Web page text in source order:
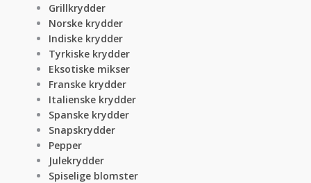
Grillkrydder
Norske krydder
Indiske krydder
Tyrkiske krydder
Eksotiske mikser
Franske krydder
Italienske krydder
Spanske krydder
Snapskrydder
Pepper
Julekrydder
Spiselige blomster